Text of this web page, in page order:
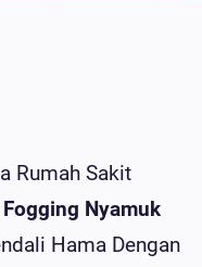
Rumah Sakit
Nyamuk
Hama Dengan